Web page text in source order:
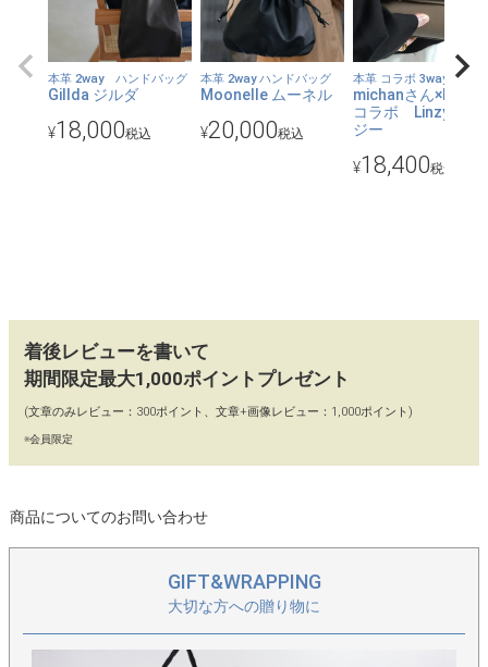
すめです。
【使いやすいカラー展開】
ボディカラー：ブラックは、なんといってもキルティングチェー
ンバッグの定番カラー。金具の色は、ゴールドとシルバーの2種
日常に合わせやすいバッグです。
ブラック(ゴールド金具)、ブラック(シルバー金具)、ワインチョコ
(ゴールド金具)
お気軽にお買い物をお楽しみください。
【保存に便利な不織布付き】
本革 2way ハンドバッグ
Gillda ジルダ
¥18,000税込
本革 2way ハンドバッグ
Moonelle ムーネル
¥20,000税込
本革 コラボ 3way
michanさん×HAYNI
コラボ Linzy リン
ジー
¥18,400税込
着後レビューを書いて
期間限定最大1,000ポイントプレゼント
(文章のみレビュー：300ポイント、文章+画像レビュー：1,000ポイント)
※会員限定
商品についてのお問い合わせ
GIFT&WRAPPING
大切な方への贈り物に